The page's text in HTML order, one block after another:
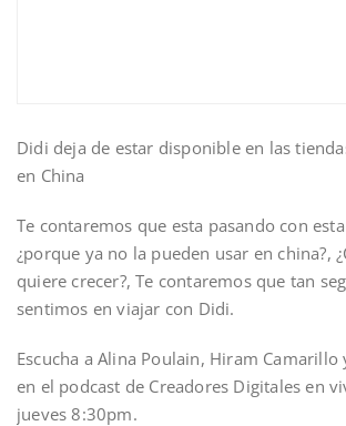
Didi deja de estar disponible en las
en China
Te contaremos que esta pasando con
¿porque ya no la pueden usar en china?,
quiere crecer?, Te contaremos que tan
sentimos en viajar con Didi.
Escucha a Alina Poulain, Hiram Camarillo
en el podcast de Creadores Digitales en
jueves 8:30pm.